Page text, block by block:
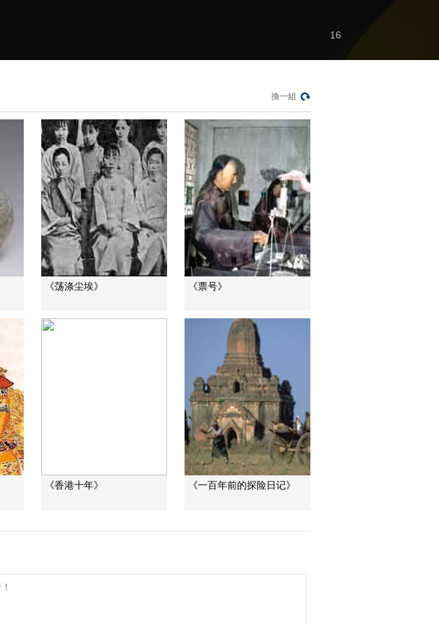
足球之夜
麥麵包
健康之路
美國為何盯上中國光
今日亞洲
暗語引流？午夜直播
間亂象
法治在線
“AI雙星”上空有何新本
領？
共同關注
16
換一組
《荡涤尘埃》 《票号》
《香港十年》 《一百年前的探险日记》